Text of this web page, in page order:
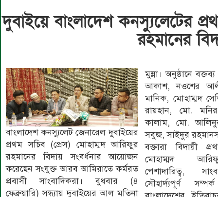
দুবাইয়ে বাংলাদেশ কনস্যুলেটের
রহমানের
বাংলাদেশ কনস্যুলেট জেনারেল দুবাইয়ের
প্রথম সচিব (প্রেস) মোহাম্মদ আরিফুর
রহমানের বিদায় সংবর্ধনার আয়োজন
করেছেন সংযুক্ত আরব আমিরাতে কর্মরত
প্রবাসী সাংবাদিকরা। বুধবার (৪
ফেব্রুয়ারি) সন্ধ্যায় দুবাইয়ের আল মতিনা
মুন্না। অনুষ্ঠানে
আকাশ, নওশের
মানিক, মোহাম্মদ
রায়হান, মো.
কালাম, মো.
সবুজ, সাইদুর
বক্তারা বিদায়ী
মোহাম্মদ
পেশাদারিত্ব,
সৌহার্দ্যপূর্ণ